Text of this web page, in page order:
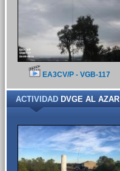
EA3CV/P - VGB-117
ACTIVIDADDVGE AL AZAR